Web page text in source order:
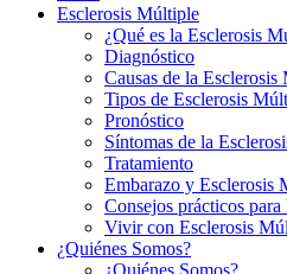
Esclerosis Múltiple
¿Qué es la Esclerosis
Diagnóstico
Causas de la
Tipos de Esclerosis
Pronóstico
Síntomas de la
Tratamiento
Embarazo y Esclerosis
Consejos prácticos
Vivir con Esclerosis
¿Quiénes Somos?
¿Quiénes Somos?